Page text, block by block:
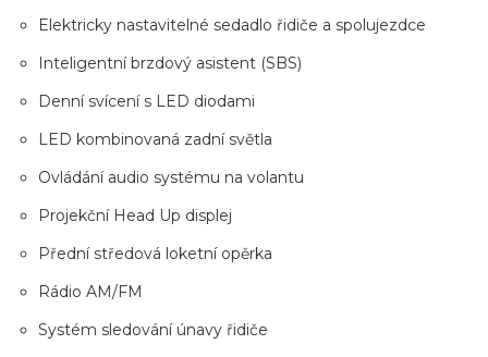
Elektricky nastavitelné sedadlo řidiče a spolujezdce
Inteligentní brzdový asistent (SBS)
Denní svícení s LED diodami
LED kombinovaná zadní světla
Ovládání audio systému na volantu
Projekční Head Up displej
Přední středová loketní opěrka
Rádio AM/FM
Systém sledování únavy řidiče